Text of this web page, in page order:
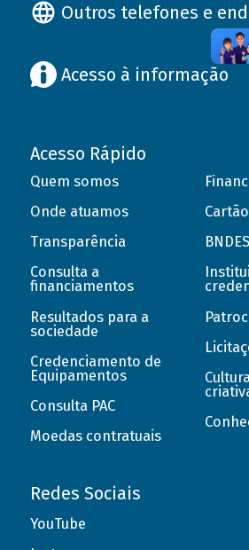
Outros telefones e
Acesso à informação
Acesso Rápido
Quem somos
Onde atuamos
Transparência
Consulta a
financiamentos
Resultados para a
sociedade
Credenciamento de
Equipamentos
Consulta PAC
Moedas contratuais
Redes Sociais
YouTube